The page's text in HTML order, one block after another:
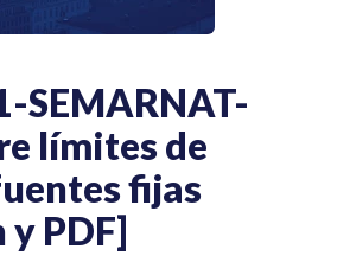
SEMARNAT-
límites de
fijas
y PDF]